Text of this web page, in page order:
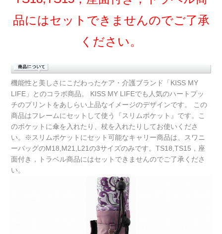
品にはセットできませんのでご了承
ください。
機能性と美しさにこだわったケア・介護ブランド「KISS MY
LIFE」とのコラボ商品。 KISS MY LIFEでも人気のハートプッ
チのプリントをあしらい上品なイメージのデザインです。 この
商品はフレームにセットして使う『スリムポケット』です。こ
のポケットに傘を入れたり、杖を入れたりしてお使いくださ
い。※スリムポケットにセット可能なキャリー商品は、スワニ
ーバッグのM18,M21,L21の3サイズのみです。TS18,TS15，座
面付き，トラベル商品にはセットできませんのでご了承くださ
い。